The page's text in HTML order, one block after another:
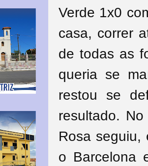
Verde 1x0
casa, correr
de todas as
queria se
restou se
resultado.
Rosa
o Barcelona